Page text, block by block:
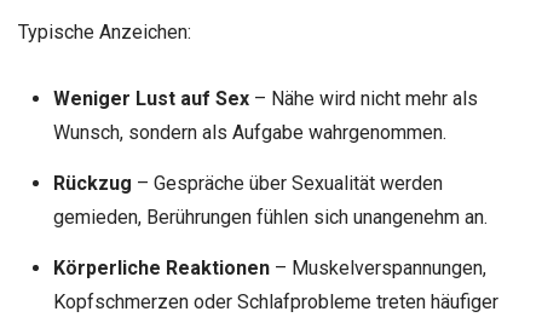
Typische Anzeichen:
Weniger Lust auf Sex– Nähe wird nicht mehr als
Wunsch, sondern als Aufgabe wahrgenommen.
Rückzug – Gespräche über Sexualität werden
gemieden, Berührungen fühlen sich unangenehm an.
Körperliche Reaktionen– Muskelverspannungen,
Kopfschmerzen oder Schlafprobleme treten häufiger